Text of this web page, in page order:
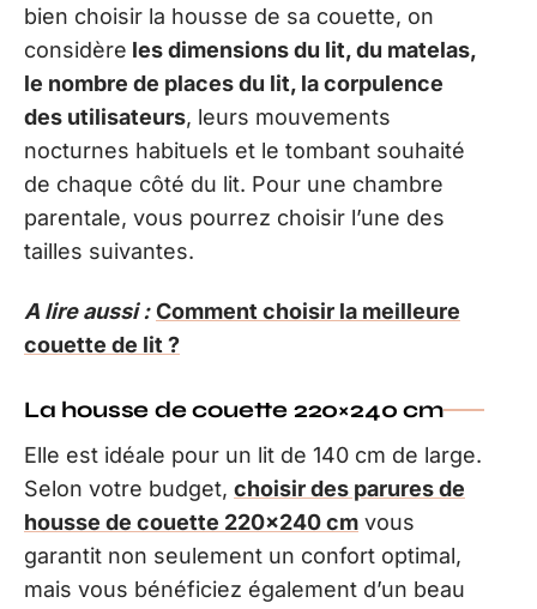
bien choisir la housse de sa couette, on
considère les dimensions du lit, du matelas,
le nombre de places du lit, la corpulence
des utilisateurs, leurs mouvements
nocturnes habituels et le tombant souhaité
de chaque côté du lit. Pour une chambre
parentale, vous pourrez choisir l’une des
tailles suivantes.
A lire aussi : Comment choisir la meilleure
couette de lit ?
La housse de couette 220×240 cm
Elle est idéale pour un lit de 140 cm de large.
Selon votre budget, choisir des parures de
housse de couette 220×240 cm vous
garantit non seulement un confort optimal,
mais vous bénéficiez également d’un beau